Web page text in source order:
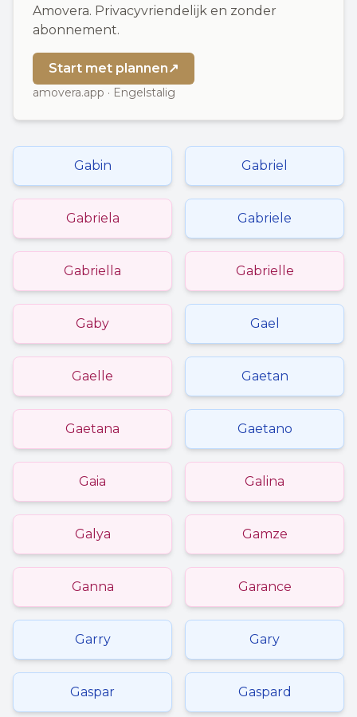
Amovera. Privacyvriendelijk en zonder
abonnement.
Start met plannen↗
amovera.app · Engelstalig
Gabin Gabriel
Gabriela Gabriele
Gabriella Gabrielle
Gaby Gael
Gaelle Gaetan
Gaetana Gaetano
Gaia Galina
Galya Gamze
Ganna Garance
Garry Gary
Gaspar Gaspard